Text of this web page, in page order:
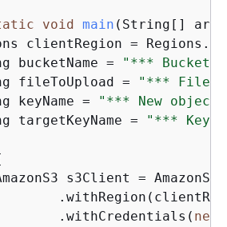
void main (String[]
clientRegion =
bucketName =
"*** Bucket
fileToUpload =
"*** File
keyName =
"*** New object
targetKeyName =
"*** Key
s3Client =
.withCredentials(
new